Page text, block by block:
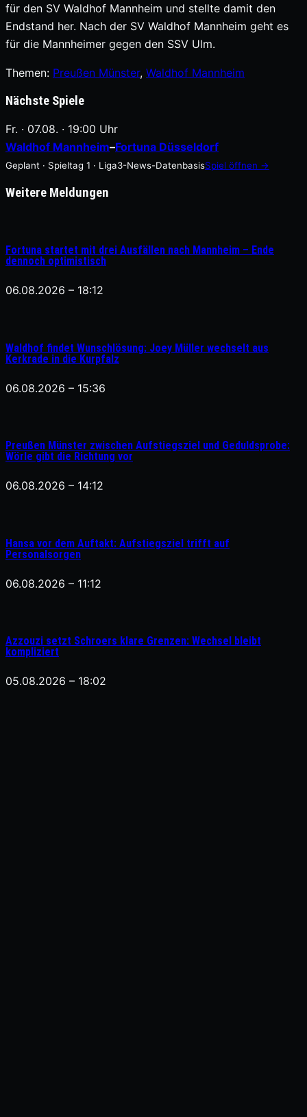
für den SV Waldhof Mannheim und stellte damit den
Endstand her. Nach der SV Waldhof Mannheim geht es
für die Mannheimer gegen den SSV Ulm.
Themen: Preußen Münster, Waldhof Mannheim
Nächste Spiele
Fr. · 07.08. · 19:00 Uhr
Waldhof Mannheim–Fortuna Düsseldorf
Geplant · Spieltag 1 · Liga3-News-DatenbasisSpiel öffnen →
Weitere Meldungen
Fortuna startet mit drei Ausfällen nach Mannheim – Ende
dennoch optimistisch
06.08.2026 – 18:12
Waldhof findet Wunschlösung: Joey Müller wechselt aus
Kerkrade in die Kurpfalz
06.08.2026 – 15:36
Preußen Münster zwischen Aufstiegsziel und Geduldsprobe:
Wörle gibt die Richtung vor
06.08.2026 – 14:12
Hansa vor dem Auftakt: Aufstiegsziel trifft auf
Personalsorgen
06.08.2026 – 11:12
Azzouzi setzt Schroers klare Grenzen: Wechsel bleibt
kompliziert
05.08.2026 – 18:02